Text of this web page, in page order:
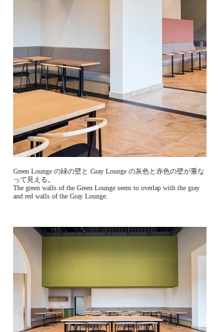
Green Lounge の緑の壁と Gray Lounge の灰色と赤色の壁が重な
って見える。
The green walls of the Green Lounge seem to overlap with the gray
and red walls of the Gray Lounge.